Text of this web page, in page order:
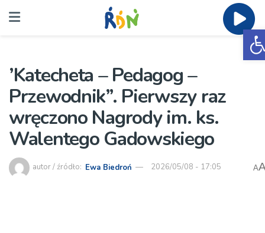
’Katecheta – Pedagog –
Przewodnik”. Pierwszy raz
wręczono Nagrody im. ks.
Walentego Gadowskiego
autor / źródło: Ewa Biedroń 2026/05/08 - 17:05 A